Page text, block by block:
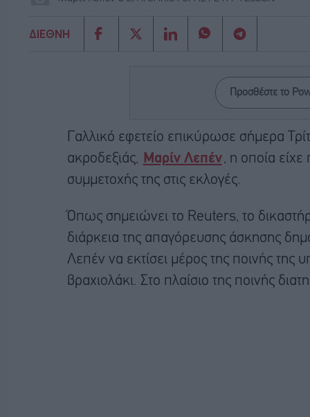
ΔΙΕΘΝΗ
Προσθέστε το
Γαλλικό εφετείο επικύρωσε σήμερα
ακροδεξιάς,
Μαρίν Λεπέν
, η οποία
συμμετοχής της στις εκλογές.
Όπως σημειώνει το Reuters, το
διάρκεια της απαγόρευσης άσκησης
Λεπέν να εκτίσει μέρος της ποινής της
βραχιολάκι. Στο πλαίσιο της ποινής